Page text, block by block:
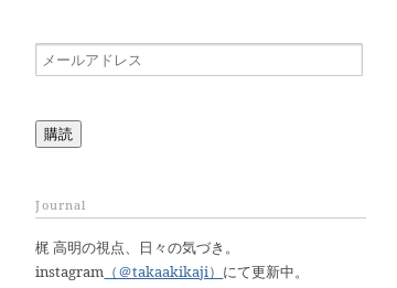
メ
ー
ア
ス
購読
Journal
梶 高明の視点、日々の気づき。
instagram （＠takaakikaji） にて更新中。